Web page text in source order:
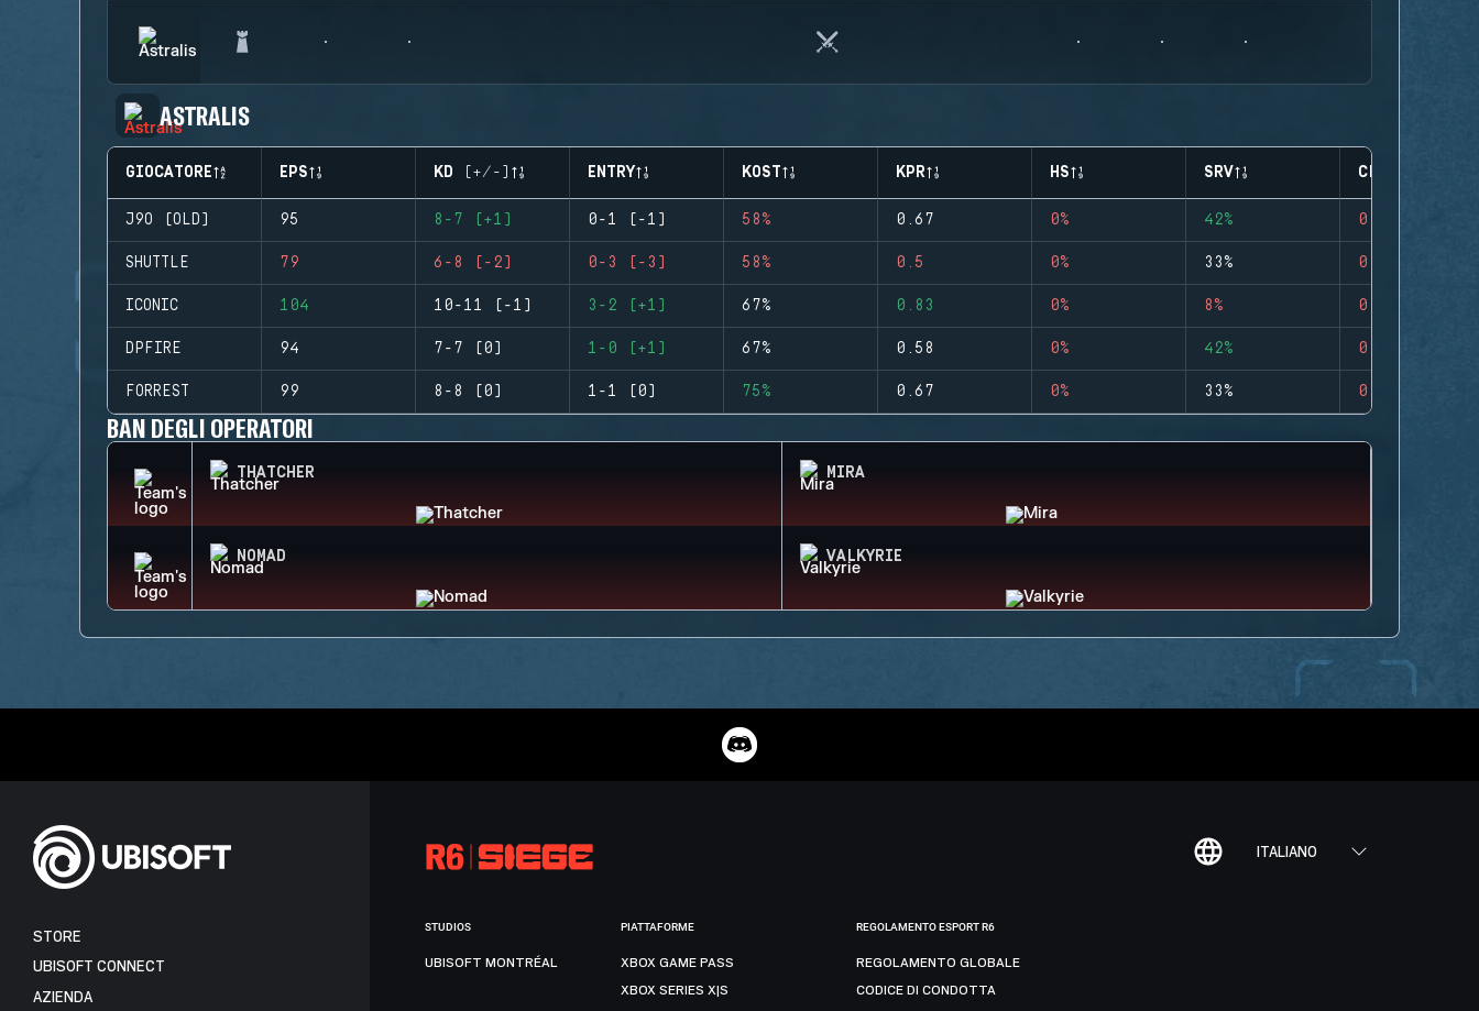
ASTRALIS
GIOCATORE EPS KD (+/-) ENTRY KOST KPR HS SRV CLUTCHES
J9O (OLD) 95 8-7 (+1) 0-1 (-1) 58% 0.67 0% 42% 0
SHUTTLE 79 6-8 (-2) 0-3 (-3) 58% 0.5 0% 33% 0
ICONIC 104 10-11 (-1) 3-2 (+1) 67% 0.83 0% 8% 0
DPFIRE 94 7-7 (0) 1-0 (+1) 67% 0.58 0% 42% 0
FORREST 99 8-8 (0) 1-1 (0) 75% 0.67 0% 33% 0
BAN DEGLI OPERATORI
THATCHER MIRA
NOMAD VALKYRIE
ITALIANO
STORE
UBISOFT CONNECT
AZIENDA
STUDIOS
UBISOFT MONTRÉAL
PIATTAFORME
XBOX GAME PASS
XBOX SERIES X|S
REGOLAMENTO ESPORT R6
REGOLAMENTO GLOBALE
CODICE DI CONDOTTA